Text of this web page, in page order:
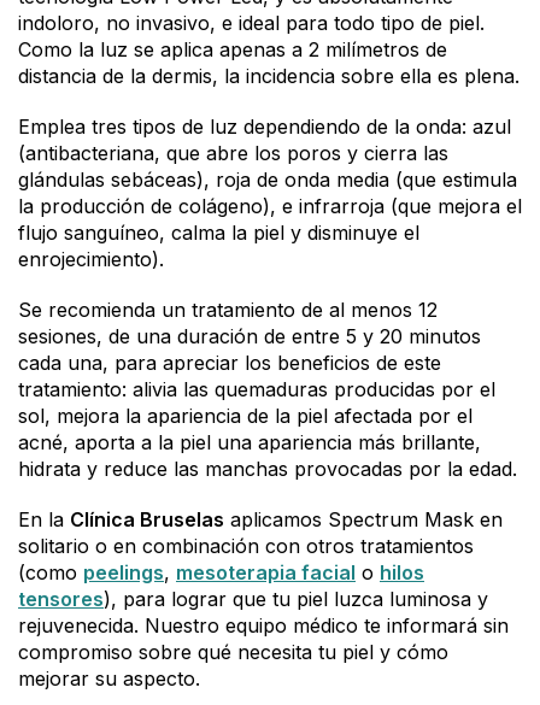
indoloro, no invasivo, e ideal para todo tipo de piel.
Como la luz se aplica apenas a 2 milímetros de
distancia de la dermis, la incidencia sobre ella es plena.
Emplea tres tipos de luz dependiendo de la onda: azul
(antibacteriana, que abre los poros y cierra las
glándulas sebáceas), roja de onda media (que estimula
la producción de colágeno), e infrarroja (que mejora el
flujo sanguíneo, calma la piel y disminuye el
enrojecimiento).
Se recomienda un tratamiento de al menos 12
sesiones, de una duración de entre 5 y 20 minutos
cada una, para apreciar los beneficios de este
tratamiento: alivia las quemaduras producidas por el
sol, mejora la apariencia de la piel afectada por el
acné, aporta a la piel una apariencia más brillante,
hidrata y reduce las manchas provocadas por la edad.
En la Clínica Bruselas aplicamos Spectrum Mask en
solitario o en combinación con otros tratamientos
(como peelings, mesoterapia facial o hilos
tensores), para lograr que tu piel luzca luminosa y
rejuvenecida. Nuestro equipo médico te informará sin
compromiso sobre qué necesita tu piel y cómo
mejorar su aspecto.